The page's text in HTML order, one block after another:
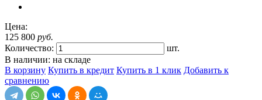
Цена:
125 800 руб.
Количество:
шт.
В наличии: на складе
В корзину Купить в кредит Купить в 1 клик Добавить к
сравнению